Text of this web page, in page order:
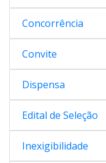
Concorrência
Convite
Dispensa
Edital de Seleção
Inexigibilidade